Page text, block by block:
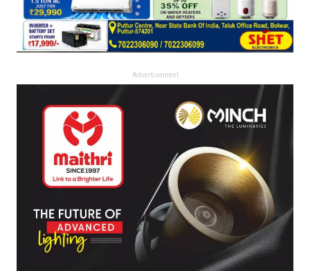
Advertisement